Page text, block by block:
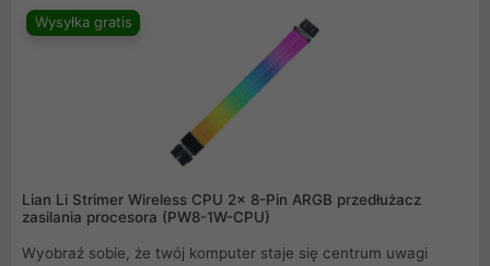
tyłu obudowy pomoże jeszcze bardziej efektywnie
odprowadzać ciepłe powietrze, które generują wydajne układy
graficzne. Bez problemu zmieścicie w niej układy AiO 360,
wysokie chłodzenia powietrzne, długie karty graficzne NVIDIA
RTX 4000 oraz do 10 wentylatorów
Wysyłka gratis
Lian Li Strimer Wireless CPU 2x 8-Pin ARGB przedłużacz
zasilania procesora (PW8-1W-CPU)
Wyobraź sobie, że twój komputer staje się centrum uwagi